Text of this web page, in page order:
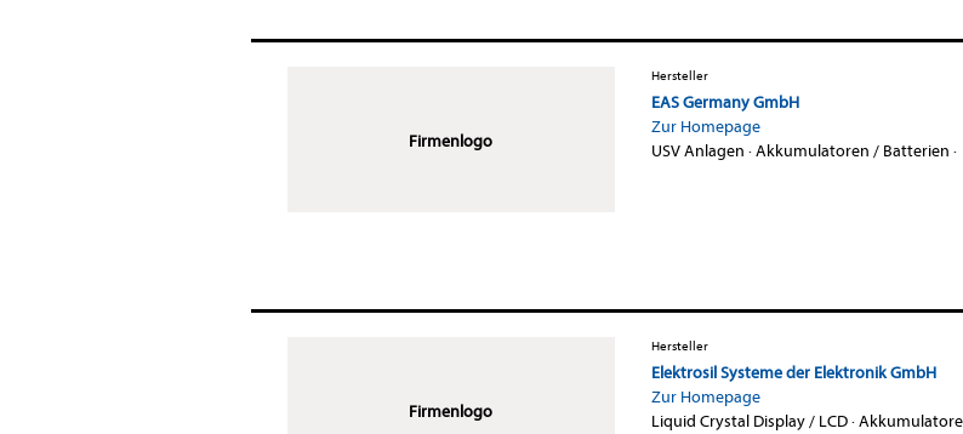
Firmenlogo
Hersteller
EAS Germany GmbH
Zur Homepage
USV Anlagen ·Akkumulatoren / Batterien ·
Firmenlogo
Hersteller
Elektrosil Systeme der Elektronik GmbH
Zur Homepage
Liquid Crystal Display / LCD·